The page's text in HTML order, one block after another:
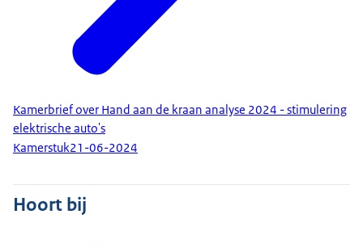
Kamerbrief over Hand aan de kraan analyse 2024 - stimulering
elektrische auto's
Kamerstuk21-06-2024
Hoort bij